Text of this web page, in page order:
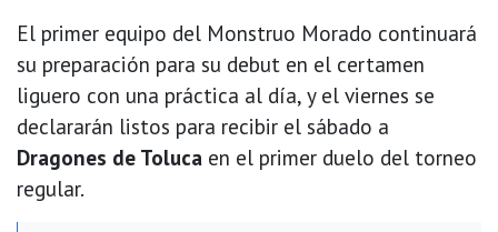
El primer equipo del Monstruo Morado continuará
su preparación para su debut en el certamen
liguero con una práctica al día, y el viernes se
declararán listos para recibir el sábado a
Dragones de Toluca en el primer duelo del torneo
regular.